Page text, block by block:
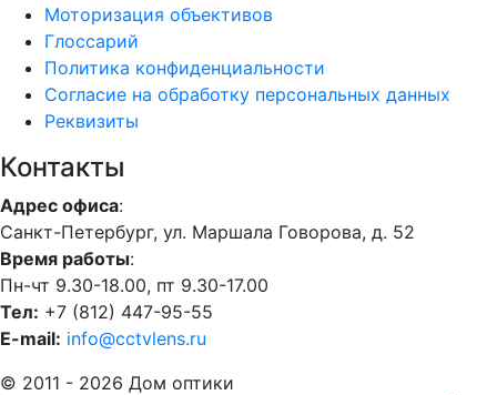
Моторизация объективов
Глоссарий
Политика конфиденциальности
Согласие на обработку персональных данных
Реквизиты
Контакты
Адрес офиса:
Санкт-Петербург, ул. Маршала Говорова, д. 52
Время работы:
Пн-чт 9.30-18.00, пт 9.30-17.00
Тел: +7 (812) 447-95-55
E-mail: info@cctvlens.ru
© 2011 - 2026 Дом оптики